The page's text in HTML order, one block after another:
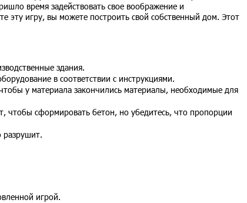
время задействовать свое воображение и
эту игру, вы можете построить свой собственный дом. Этот
здания.
в соответствии с инструкциями.
у материала закончились материалы, необходимые для
чтобы сформировать бетон, но убедитесь, что пропорции
разрушит.
игрой.